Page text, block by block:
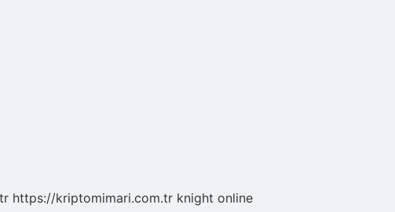
https://kriptomimari.com.tr knight online